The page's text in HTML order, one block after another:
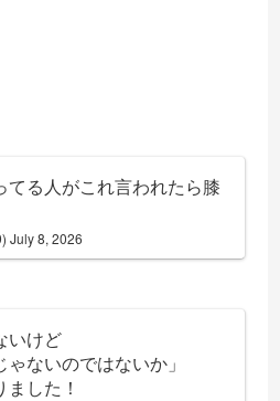
てる人がこれ言われたら膝
July 8, 2026
いけど
ゃないのではないか」
した！